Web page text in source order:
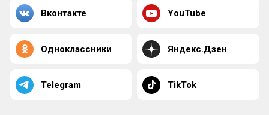
Вконтакте YouTube
Одноклассники Яндекс.Дзен
Telegram TikTok